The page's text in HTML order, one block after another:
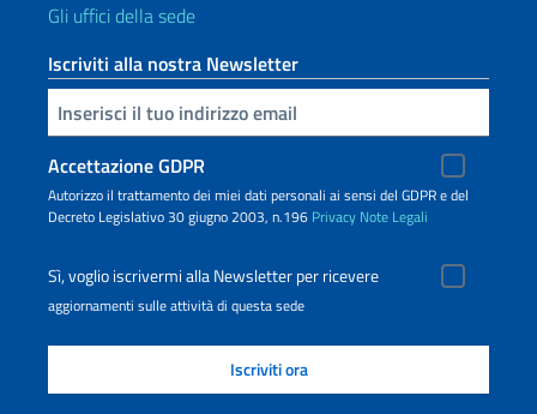
Gli uffici della sede
Iscriviti alla nostra Newsletter
Inserisci la tua email
Accettazione GDPR
Autorizzo il trattamento dei miei dati personali ai sensi del GDPR e del
Decreto Legislativo 30 giugno 2003, n.196 Privacy Note Legali
Sì, voglio iscrivermi alla Newsletter per ricevere
aggiornamenti sulle attività di questa sede